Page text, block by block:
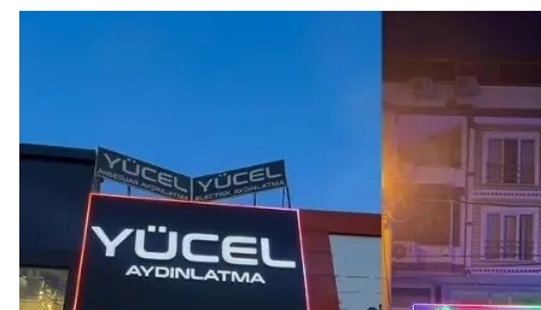
Turkish
English
German